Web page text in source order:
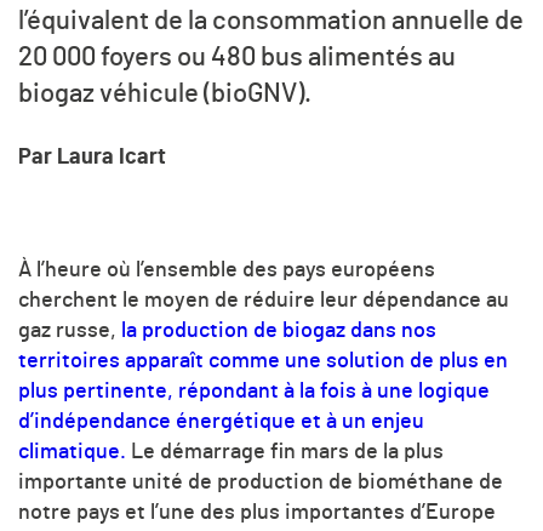
l’équivalent de la consommation annuelle de
20 000 foyers ou 480 bus alimentés au
biogaz véhicule (bioGNV).
Par Laura Icart
À l’heure où l’ensemble des pays européens
cherchent le moyen de réduire leur dépendance au
gaz russe, la production de biogaz dans nos
territoires apparaît comme une solution de plus en
plus pertinente, répondant à la fois à une logique
d’indépendance énergétique et à un enjeu
climatique. Le démarrage fin mars de la plus
importante unité de production de biométhane de
notre pays et l’une des plus importantes d’Europe